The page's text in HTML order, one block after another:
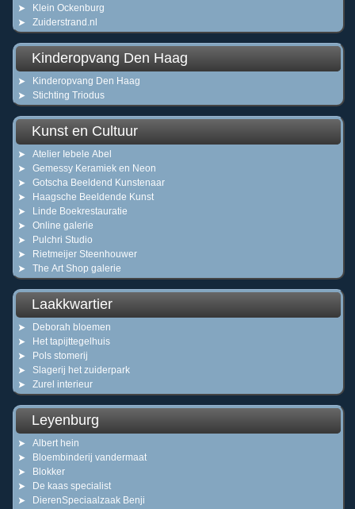
Klein Ockenburg
Zuiderstrand.nl
Kinderopvang Den Haag
Kinderopvang Den Haag
Stichting Triodus
Kunst en Cultuur
Atelier Iebele Abel
Gemessy Keramiek en Neon
Gotscha Beeldend Kunstenaar
Haagsche Beeldende Kunst
Linde Boekrestauratie
Online galerie
Pulchri Studio
Rietmeijer Steenhouwer
The Art Shop galerie
Laakkwartier
Deborah bloemen
Het tapijttegelhuis
Pols stomerij
Slagerij het zuiderpark
Zurel interieur
Leyenburg
Albert hein
Bloembinderij vandermaat
Blokker
De kaas specialist
DierenSpeciaalzaak Benji